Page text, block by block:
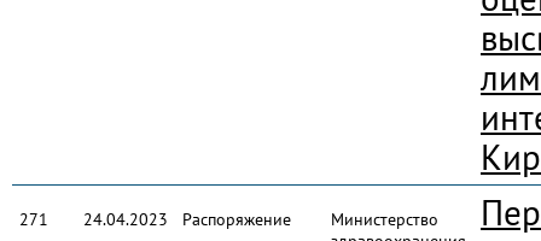
271 24.04.2023 Распоряжение
Министерство